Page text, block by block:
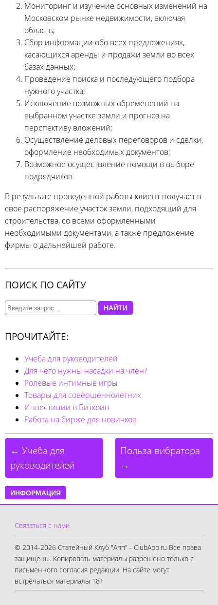
Мониторинг и изучение основных изменений на
Московском рынке недвижимости, включая
область;
Сбор информации обо всех предложениях,
касающихся аренды и продажи земли во всех
базах данных;
Проведение поиска и последующего подбора
нужного участка;
Исключение возможных обременений на
выбранном участке земли и прогноз на
перспективу вложений;
Осуществление деловых переговоров и сделки,
оформление необходимых документов;
Возможное осуществление помощи в выборе
подрядчиков.
В результате проведенной работы клиент получает в
свое распоряжение участок земли, подходящий для
строительства, со всеми оформленными
необходимыми документами, а также предложение
фирмы о дальнейшей работе.
ПОИСК ПО САЙТУ
НАЙТИ
ПРОЧИТАЙТЕ:
Учеба для руководителей
Для чего нужны насадки на член?
Ролевые интимные игры
Товары для совершеннолетних
Инвестиции в Биткоин
Работа на бирже для новичков
← Учеба для
руководителей
Польза вибратора
→
ИНФОРМАЦИЯ
Связаться с нами
© 2014-2026 Статейный Клуб "Апп" - ClubApp.ru Все права
защищены. Копировать материалы разрешено только с
письменного согласия редакции. На сайте могут
встречаться материалы 18+